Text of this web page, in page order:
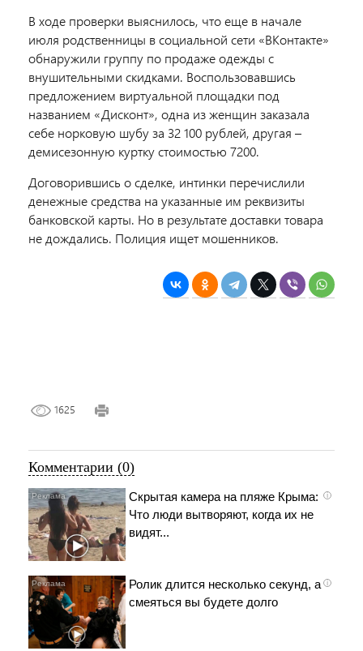
В ходе проверки выяснилось, что еще в начале
июля родственницы в социальной сети «ВКонтакте»
обнаружили группу по продаже одежды с
внушительными скидками. Воспользовавшись
предложением виртуальной площадки под
названием «Дисконт», одна из женщин заказала
себе норковую шубу за 32 100 рублей, другая –
демисезонную куртку стоимостью 7200.
Договорившись о сделке, интинки перечислили
денежные средства на указанные им реквизиты
банковской карты. Но в результате доставки товара
не дождались. Полиция ищет мошенников.
1625
Комментарии (0)
i
Скрытая камера на пляже Крыма:
Что люди вытворяют, когда их не
видят...
i
Ролик длится несколько секунд, а
смеяться вы будете долго